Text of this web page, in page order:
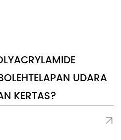
UDARA
KERTAS?